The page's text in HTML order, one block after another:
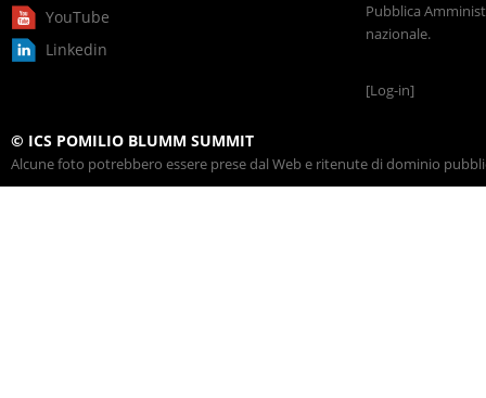
YouTube
Linkedin
Pubblica
nazionale.
[Log-in]
© ICS POMILIO BLUMM SUMMIT
Alcune foto potrebbero essere prese dal Web e ritenute di dominio